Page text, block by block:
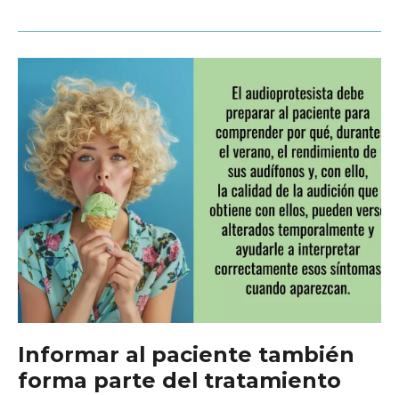
inauguración
de
su
nueva
en
Barcelona
Informar al paciente también
forma parte del tratamiento